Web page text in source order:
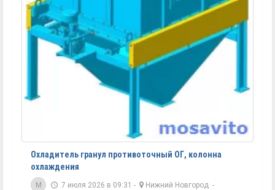
Охладитель гранул противоточный ОГ, колонна
охлаждения
M 7 июля 2026 в 09:31 - Нижний Новгород -